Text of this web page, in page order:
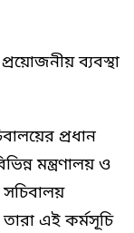
ব্যবস্থা
প্রধান
মন্ত্রণালয় ও
সচিবালয়
তারা এই কর্মসূচি